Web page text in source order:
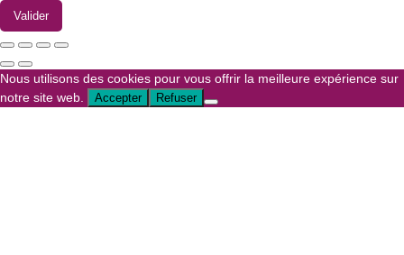
Valider
Nous utilisons des cookies pour vous offrir la meilleure expérience sur
notre site web.
Accepter Refuser